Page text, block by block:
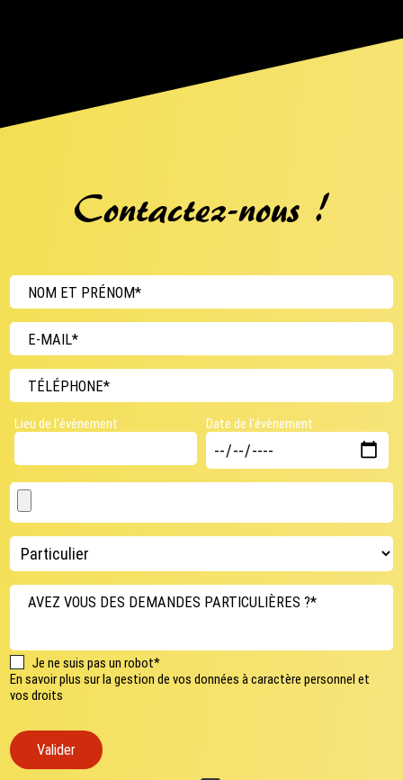
Contactez-nous !
NOM ET PRÉNOM*
E-MAIL*
TÉLÉPHONE*
Lieu de l'évènement Date de l'évènement
AVEZ VOUS DES DEMANDES PARTICULIÈRES ?*
Je ne suis pas un robot*
En savoir plus sur la gestion de vos données à caractère personnel et
vos droits
Valider